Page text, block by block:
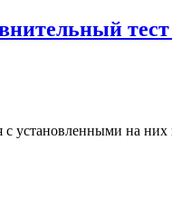
тест
установленными на